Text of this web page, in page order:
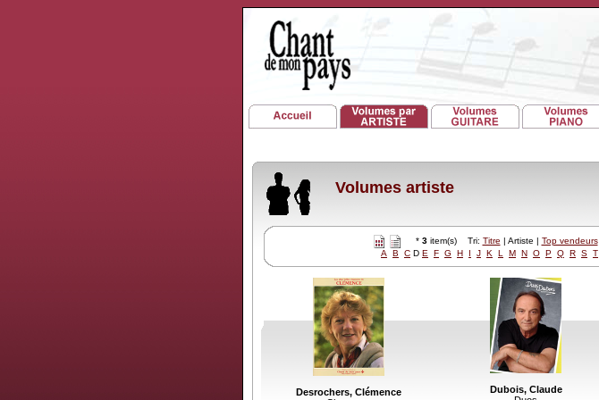
Volumes artiste
* 3item(s) Tri: Titre | Artiste | Top vendeurs
A
B C D E F G H I J K L M N O P Q R S T
Desrochers, Clémence
Dubois, Claude